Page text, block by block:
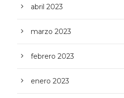
abril 2023
marzo 2023
febrero 2023
enero 2023